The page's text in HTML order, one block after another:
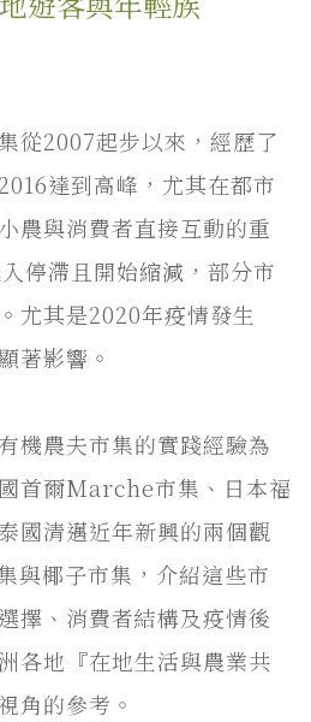
從2007起步以來，經歷了
達到高峰，尤其在都市
農與消費者直接互動的重
停滯且開始縮減，部分市
尤其是2020年疫情發生
著影響。
機農夫市集的實踐經驗為
首爾Marche市集、日本福
國清邁近年新興的兩個觀
椰子市集，介紹這些市
擇、消費者結構及疫情後
各地『在地生活與農業共
角的參考。